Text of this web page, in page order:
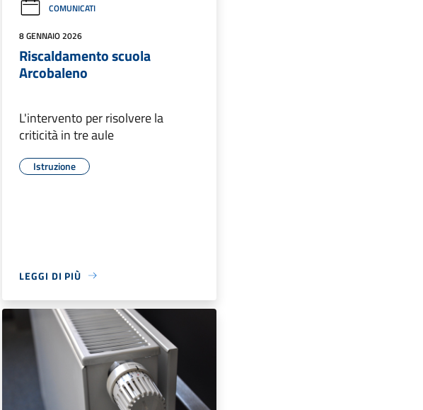
COMUNICATI
8 GENNAIO 2026
Riscaldamento scuola
Arcobaleno
L'intervento per risolvere la
criticità in tre aule
Istruzione
LEGGI DI PIÙ